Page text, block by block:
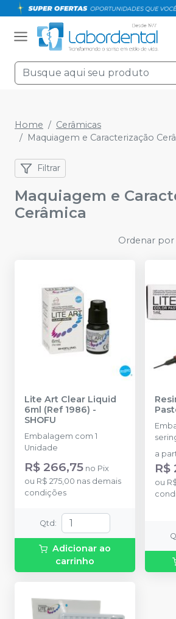
Home
Cerâmicas
Maquiagem e Caracterização
Filtrar
Maquiagem e
Cerâmica
Ordenar por
Lite Art Clear Liquid
6ml (Ref 1986) -
SHOFU
Embalagem com 1
Unidade
R$ 266,75 no Pix
ou R$ 275,00 nas demais
condições
Qtd :
Adicionar ao
carrinho
a
R$
ou